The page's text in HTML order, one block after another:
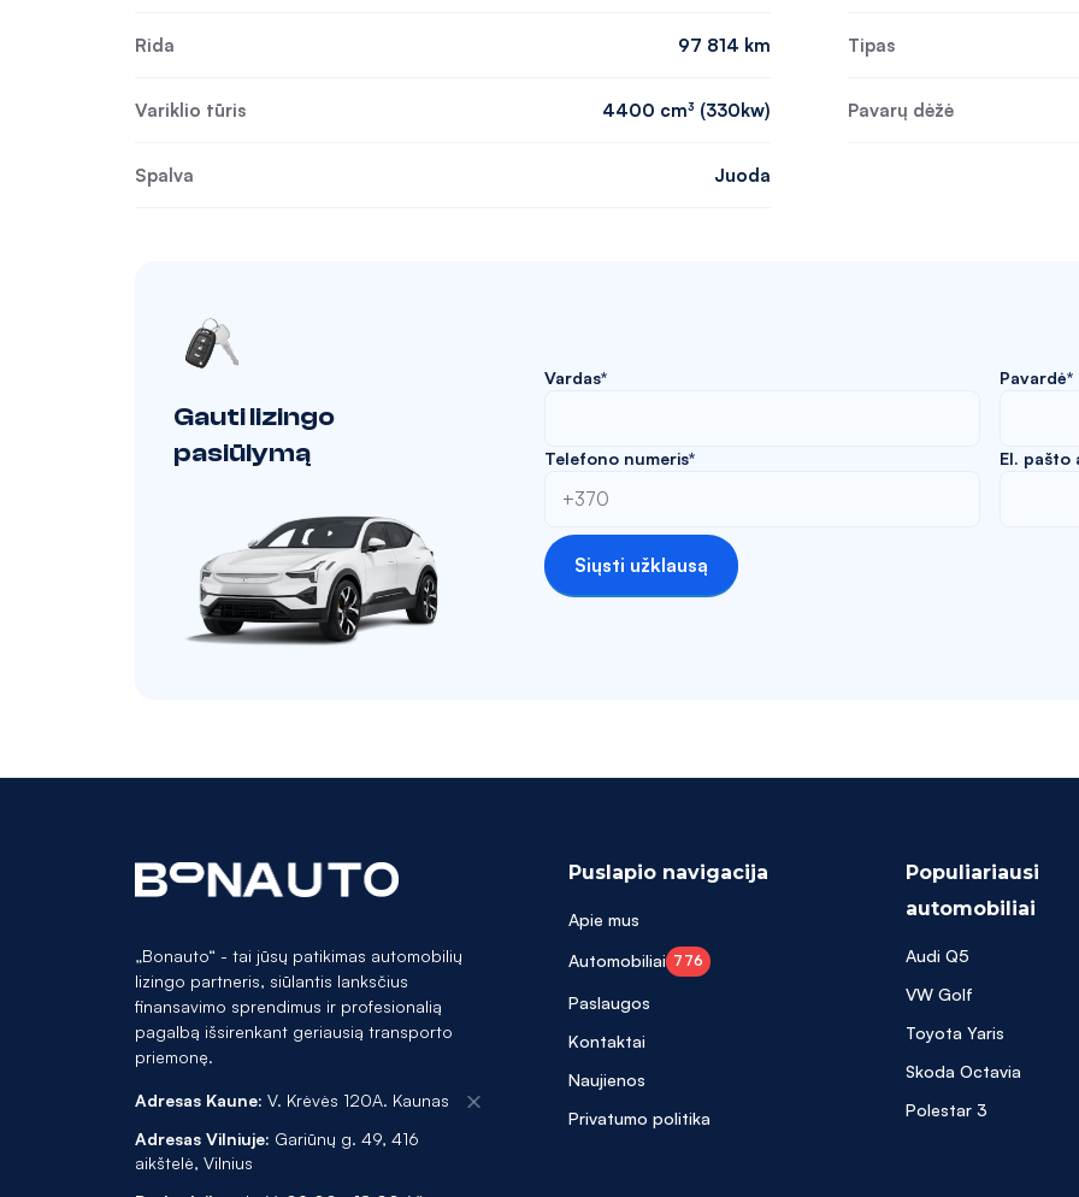
Rida 97 814 km Tipas
Variklio tūris 4400 cm³ (330kw) Pavarų dėžė
Spalva Juoda
Gauti lizingo
pasiūlymą
Vardas* Pavardė*
Telefono numeris* El. pašto
Siųsti užklausą
„Bonauto“ - tai jūsų patikimas automobilių
lizingo partneris, siūlantis lanksčius
finansavimo sprendimus ir profesionalią
pagalbą išsirenkant geriausią transporto
priemonę.
Adresas Kaune: V. Krėvės 120A. Kaunas
Adresas Vilniuje: Gariūnų g. 49, 416
aikštelė, Vilnius
Puslapio navigacija
Apie mus
Automobiliai 776
Paslaugos
Kontaktai
Naujienos
Privatumo politika
Populiariausi
automobiliai
Audi Q5
VW Golf
Toyota Yaris
Skoda Octavia
Polestar 3